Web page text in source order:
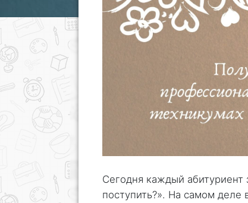
Сегодня каждый абитуриент
поступить?». На самом деле